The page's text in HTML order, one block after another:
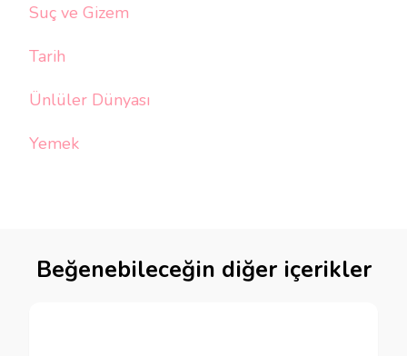
Suç ve Gizem
Tarih
Ünlüler Dünyası
Yemek
Beğenebileceğin diğer içerikler